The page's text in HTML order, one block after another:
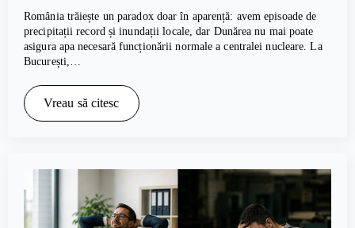
România trăiește un paradox doar în aparență: avem episoade de
precipitații record și inundații locale, dar Dunărea nu mai poate
asigura apa necesară funcționării normale a centralei nucleare. La
București,…
Vreau să citesc